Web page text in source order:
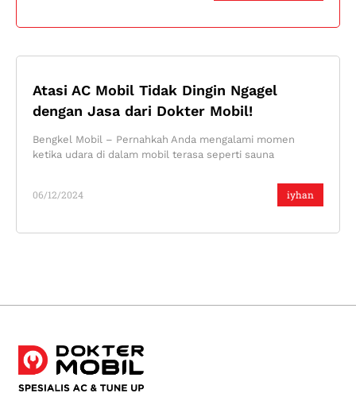
Atasi AC Mobil Tidak Dingin Ngagel
dengan Jasa dari Dokter Mobil!
iyhan
06/12/2024
Bengkel Mobil – Pernahkah Anda mengalami momen
ketika udara di dalam mobil terasa seperti sauna